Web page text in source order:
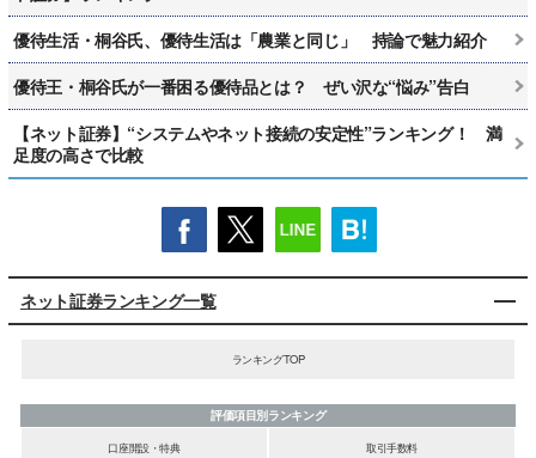
優待生活・桐谷氏、優待生活は「農業と同じ」 持論で魅力紹介
優待王・桐谷氏が一番困る優待品とは？ ぜい沢な“悩み”告白
【ネット証券】“システムやネット接続の安定性”ランキング！ 満
足度の高さで比較
ネット証券ランキング一覧
ランキングTOP
評価項目別ランキング
口座開設・特典
取引手数料